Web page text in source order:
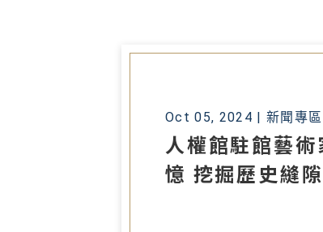
Oct 05, 2024 | 新聞專區
人權館駐館藝
憶 挖掘歷史縫